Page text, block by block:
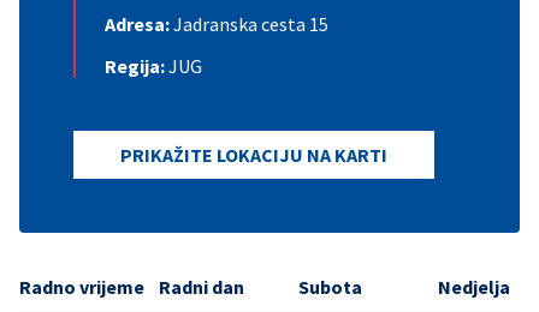
Adresa:Jadranska cesta 15
Regija:JUG
PRIKAŽITE LOKACIJU NA KARTI
Radno vrijeme Radni dan Subota Nedjelja